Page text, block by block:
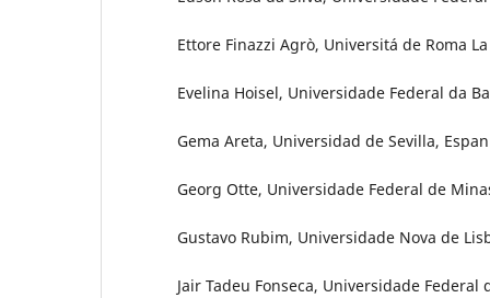
Ettore Finazzi Agrò, Universitá de Roma
Evelina Hoisel, Universidade Federal da
Gema Areta, Universidad de Sevilla,
Georg Otte, Universidade Federal de
Gustavo Rubim, Universidade Nova de
Jair Tadeu Fonseca, Universidade Federal